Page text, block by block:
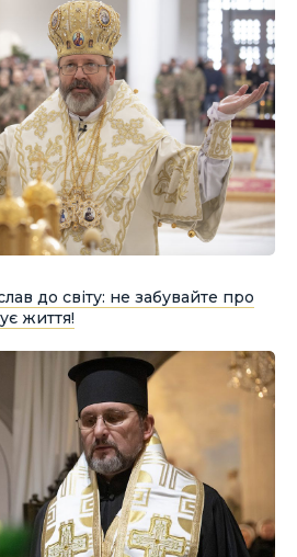
до світу: не забувайте про
життя!